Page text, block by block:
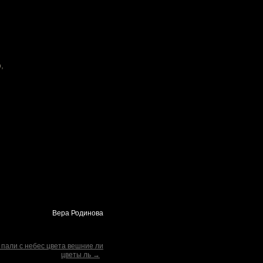
Вера Родинова
с небес цвета вешние ли
цветы ль →